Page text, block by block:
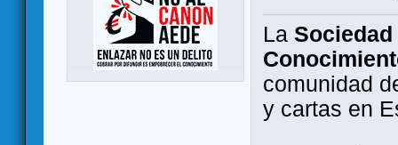
La
comunidad
y cartas en